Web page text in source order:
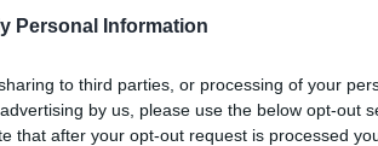
Personal Information
to third parties, or processing of your
by us, please use the below opt-out
that after your opt-out request is processed
kisütheti a saját maga formázta
ezt és az elkészített